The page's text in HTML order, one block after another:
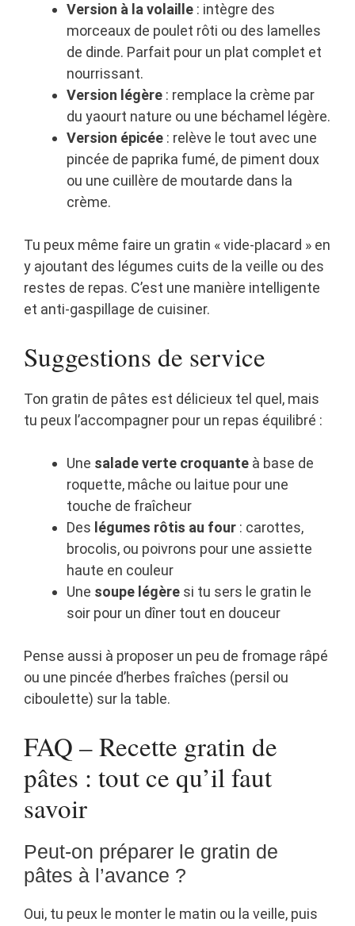
Version à la volaille : intègre des
morceaux de poulet rôti ou des lamelles
de dinde. Parfait pour un plat complet et
nourrissant.
Version légère : remplace la crème par
du yaourt nature ou une béchamel légère.
Version épicée : relève le tout avec une
pincée de paprika fumé, de piment doux
ou une cuillère de moutarde dans la
crème.
Tu peux même faire un gratin « vide-placard » en
y ajoutant des légumes cuits de la veille ou des
restes de repas. C’est une manière intelligente
et anti-gaspillage de cuisiner.
Suggestions de service
Ton gratin de pâtes est délicieux tel quel, mais
tu peux l’accompagner pour un repas équilibré :
Une salade verte croquante à base de
roquette, mâche ou laitue pour une
touche de fraîcheur
Des légumes rôtis au four : carottes,
brocolis, ou poivrons pour une assiette
haute en couleur
Une soupe légère si tu sers le gratin le
soir pour un dîner tout en douceur
Pense aussi à proposer un peu de fromage râpé
ou une pincée d’herbes fraîches (persil ou
ciboulette) sur la table.
FAQ – Recette gratin de
pâtes : tout ce qu’il faut
savoir
Peut-on préparer le gratin de
pâtes à l’avance ?
Oui, tu peux le monter le matin ou la veille, puis